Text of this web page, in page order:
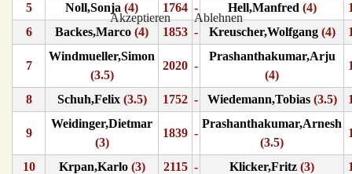
5
Noll,Sonja (4) 1764 - Hell,Manfred (4)
6
Backes,Marco (4) 1853 - Kreuscher,Wolfgang(4)
7
Windmueller,Simon
(3.5)
2020 -
Prashanthakumar,Arju
(4)
8 Schuh,Felix(3.5) 1752 - Wiedemann,Tobias(3.5)
9
Weidinger,Dietmar
(3)
1839 -
Prashanthakumar,Arnesh
(3.5)
10 Krpan,Karlo(3) 2115 - Klicker,Fritz (3)
Akzeptieren Ablehnen